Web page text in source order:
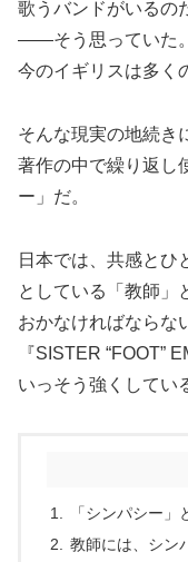
歌うバンドがいるの
――そう思っていた
今のイギリスは多く
そんな現実の地続き
著作の中で繰り返し
ー」だ。
日本では、共感とひ
としている「教師」
おかなければならな
『SISTER “FOOT”
いっそう強くしてい
「シンパシー
教師には、シン